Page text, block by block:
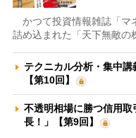
かつて投資情報雑誌「マ
詰め込まれた「天下無敵
テクニカル分析・集中
【第10回】
不透明相場に勝つ信用
長！」【第9回】